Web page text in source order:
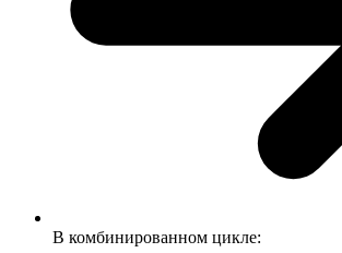
В комбинированном цикле: